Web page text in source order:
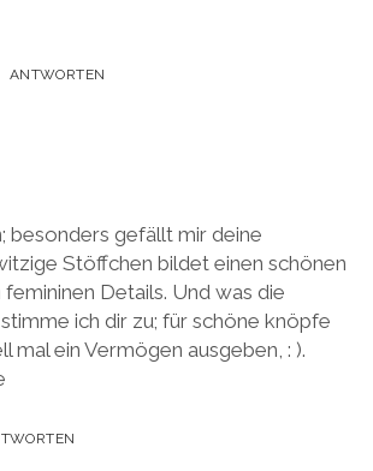
ANTWORTEN
besonders gefällt mir deine
Stöffchen bildet einen schönen
Details. Und was die
ich dir zu; für schöne knöpfe
mal ein Vermögen ausgeben, : ).